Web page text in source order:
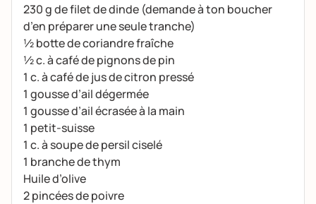
230 g de filet de dinde (demande à ton boucher
d’en préparer une seule tranche)
½ botte de coriandre fraîche
½ c. à café de pignons de pin
1 c. à café de jus de citron pressé
1 gousse d’ail dégermée
1 gousse d’ail écrasée à la main
1 petit-suisse
1 c. à soupe de persil ciselé
1 branche de thym
Huile d’olive
2 pincées de poivre